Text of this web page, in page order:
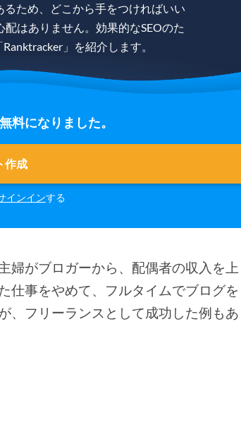
ため、どこから手をつければいい
はありません。効果的なSEOのた
」を紹介します。
料になりました。
作成
インインする
婦がブロガーから、配偶者の収入を上
仕事をやめて、フルタイムでブログを
、フリーランスとして成功した例もあ